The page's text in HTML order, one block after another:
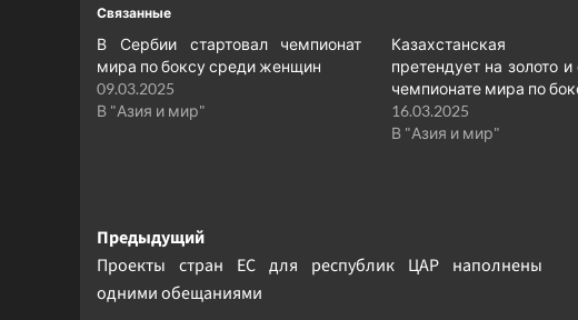
Связанные
В Сербии стартовал чемпионат
мира по боксу среди женщин
09.03.2025
В "Азия и мир"
Казахстанская
претендует на золото
чемпионате мира по
16.03.2025
В "Азия и мир"
Навигация
записи
Предыдущий
Проекты стран ЕС для республик ЦАР наполнены
одними обещаниями